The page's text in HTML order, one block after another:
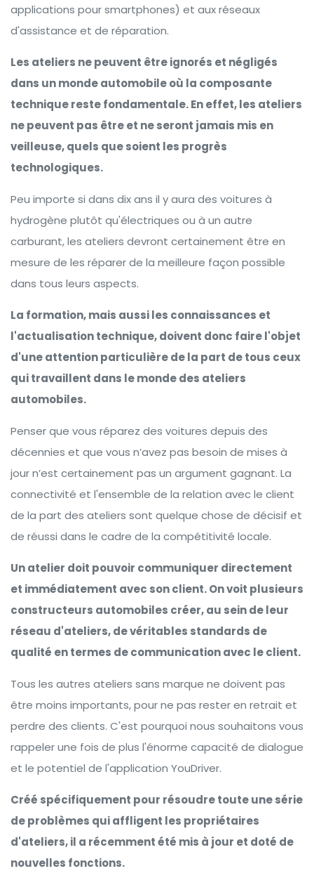
applications pour smartphones) et aux réseaux
d'assistance et de réparation.
Les ateliers ne peuvent être ignorés et négligés
dans un monde automobile où la composante
technique reste fondamentale. En effet, les ateliers
ne peuvent pas être et ne seront jamais mis en
veilleuse, quels que soient les progrès
technologiques.
Peu importe si dans dix ans il y aura des voitures à
hydrogène plutôt qu'électriques ou à un autre
carburant, les ateliers devront certainement être en
mesure de les réparer de la meilleure façon possible
dans tous leurs aspects.
La formation, mais aussi les connaissances et
l'actualisation technique, doivent donc faire l'objet
d'une attention particulière de la part de tous ceux
qui travaillent dans le monde des ateliers
automobiles.
Penser que vous réparez des voitures depuis des
décennies et que vous n’avez pas besoin de mises à
jour n’est certainement pas un argument gagnant. La
connectivité et l'ensemble de la relation avec le client
de la part des ateliers sont quelque chose de décisif et
de réussi dans le cadre de la compétitivité locale.
Un atelier doit pouvoir communiquer directement
et immédiatement avec son client. On voit plusieurs
constructeurs automobiles créer, au sein de leur
réseau d'ateliers, de véritables standards de
qualité en termes de communication avec le client.
Tous les autres ateliers sans marque ne doivent pas
être moins importants, pour ne pas rester en retrait et
perdre des clients. C'est pourquoi nous souhaitons vous
rappeler une fois de plus l'énorme capacité de dialogue
et le potentiel de l'application YouDriver.
Créé spécifiquement pour résoudre toute une série
de problèmes qui affligent les propriétaires
d'ateliers, il a récemment été mis à jour et doté de
nouvelles fonctions.